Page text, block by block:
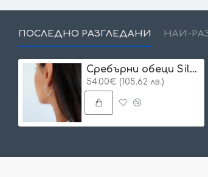
ПОСЛЕДНО РАЗГЛЕДАНИ НАЙ-
Сребърни обеци Silver Kite
54.00€ (105.62 лв.)